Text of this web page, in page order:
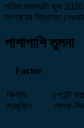
পরিসংখ্যানগুলি জুন
সংগ্রহের সিদ্ধান্ত
পাশাপাশি তুলনা
Factor
ক্লিনিং
প্রযুক্তি
পেটেন্ট
সেলফ-